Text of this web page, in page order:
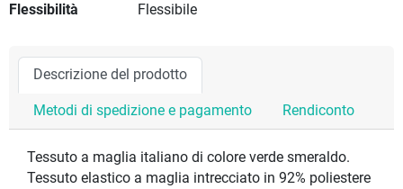
Flessibilità Flessibile
Descrizione del prodotto
Metodi di spedizione e pagamento Rendiconto
Tessuto a maglia italiano di colore verde smeraldo.
Tessuto elastico a maglia intrecciato in 92% poliestere